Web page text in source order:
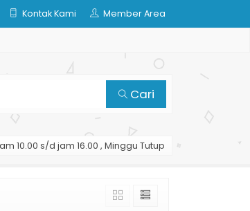
Kontak Kami Member Area
Cari
10.00 s/d jam 16.00 , Minggu Tutup